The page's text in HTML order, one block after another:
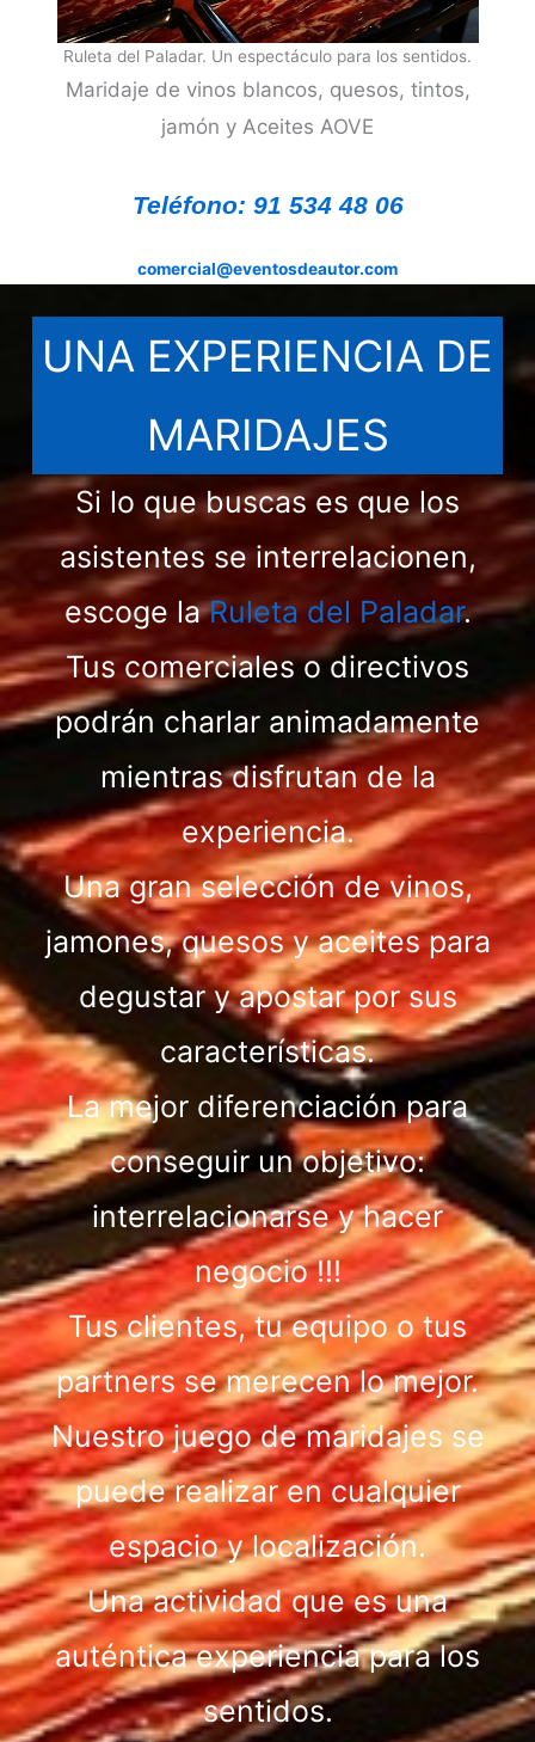
Ruleta del Paladar. Un espectáculo para los sentidos.
Maridaje de vinos blancos, quesos, tintos,
jamón y Aceites AOVE
Teléfono: 91 534 48 06
comercial@eventosdeautor.com
UNA EXPERIENCIA DE
MARIDAJES
Si lo que buscas es que los
asistentes se interrelacionen,
escoge laRuleta del Paladar.
Tus comerciales o directivos
podrán charlar animadamente
mientras disfrutan de la
experiencia.
Una gran selección de vinos,
jamones, quesos y aceites para
degustar y apostar por sus
características.
La mejor diferenciación para
conseguir un objetivo:
interrelacionarse y hacer
negocio !!!
Tus clientes, tu equipo o tus
partners se merecen lo mejor.
Nuestro juego de maridajes se
puede realizar en cualquier
espacio y localización.
Una actividad que es una
auténtica experiencia para los
sentidos.